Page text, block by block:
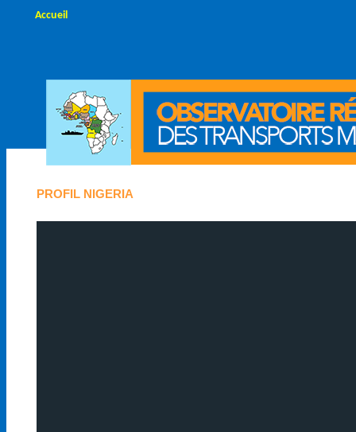
Accueil
PROFIL NIGERIA